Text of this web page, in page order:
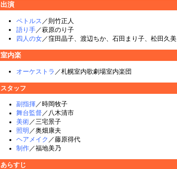
出演
ペトルス ／則竹正人
語り手 ／萩原のり子
四人の女 ／窪田晶子、渡辺ちか、石田まり子、松田久美
室内楽
オーケストラ ／札幌室内歌劇場室内楽団
スタッフ
副指揮／時岡牧子
舞台監督 ／八木清市
美術／三宅景子
照明 ／奥畑康夫
ヘアメイク ／藤原得代
制作／福地美乃
あらすじ